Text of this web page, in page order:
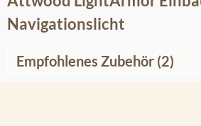
Navigationslicht
Empfohlenes Zubehör (2)